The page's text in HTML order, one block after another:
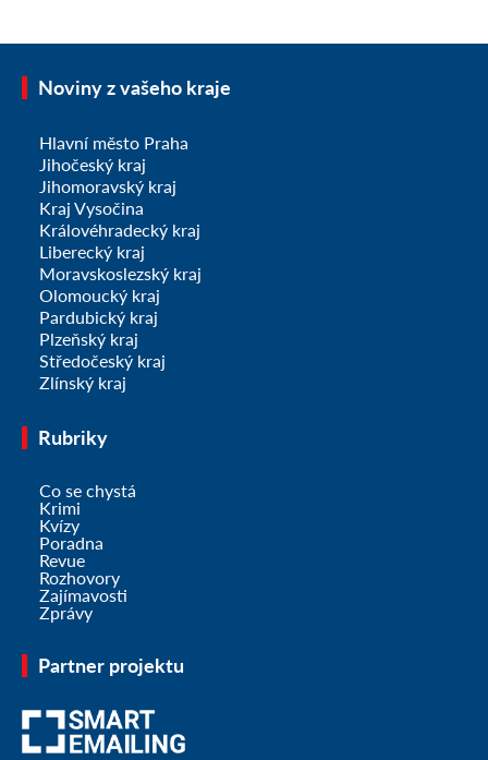
Noviny z vašeho kraje
Hlavní město Praha
Jihočeský kraj
Jihomoravský kraj
Kraj Vysočina
Královéhradecký kraj
Liberecký kraj
Moravskoslezský kraj
Olomoucký kraj
Pardubický kraj
Plzeňský kraj
Středočeský kraj
Zlínský kraj
Rubriky
Co se chystá
Krimi
Kvízy
Poradna
Revue
Rozhovory
Zajímavosti
Zprávy
Partner projektu